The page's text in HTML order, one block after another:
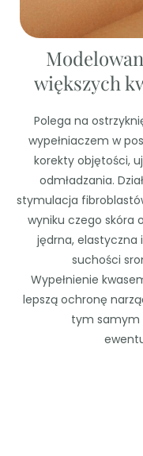
większych
Polega na
wypełniaczem w
korekty objętości,
odmładzania.
stymulacja
wyniku czego skóra
jędrna, elastyczna
suchości
Wypełnienie
lepszą ochronę
tym samym